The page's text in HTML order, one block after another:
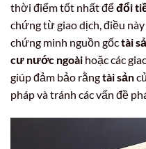
thời điểm tốt nhất đểđổi
chứng từ giao dịch, điều
chứng minh nguồn gốctài
cư nước ngoài hoặc các
giúp đảm bảo rằngtài sản
pháp và tránh các vấn đề